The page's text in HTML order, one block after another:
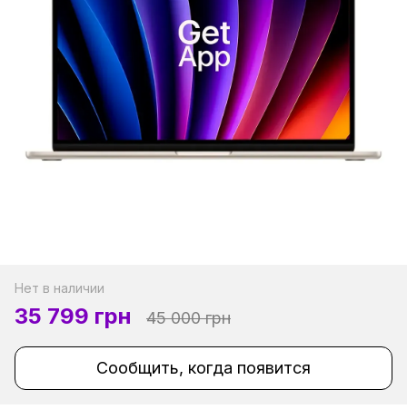
Нет в наличии
35 799 грн 45 000 грн
Сообщить, когда появится